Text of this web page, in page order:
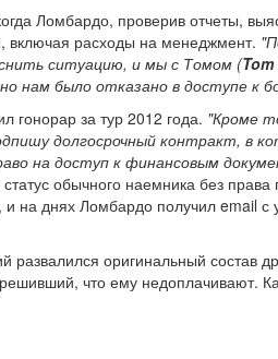
Ломбардо, проверив отчеты,
включая расходы на менеджмент.
ситуацию, и мы с Томом (
нам было отказано в доступе к
гонорар за тур 2012 года. "Кроме
долгосрочный контракт, в
на доступ к финансовым
обычного наемника без
на днях Ломбардо получил email
оригинальный состав
что ему недоплачивают.